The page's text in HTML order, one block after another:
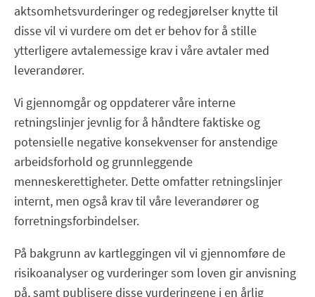
aktsomhetsvurderinger og redegjørelser knytte til
disse vil vi vurdere om det er behov for å stille
ytterligere avtalemessige krav i våre avtaler med
leverandører.
Vi gjennomgår og oppdaterer våre interne
retningslinjer jevnlig for å håndtere faktiske og
potensielle negative konsekvenser for anstendige
arbeidsforhold og grunnleggende
menneskerettigheter. Dette omfatter retningslinjer
internt, men også krav til våre leverandører og
forretningsforbindelser.
På bakgrunn av kartleggingen vil vi gjennomføre de
risikoanalyser og vurderinger som loven gir anvisning
på, samt publisere disse vurderingene i en årlig